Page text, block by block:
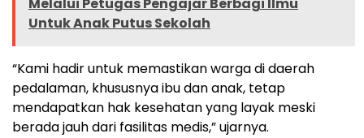
Melalui Petugas Pengajar Berbagi Ilmu
Untuk Anak Putus Sekolah
“Kami hadir untuk memastikan warga di daerah
pedalaman, khususnya ibu dan anak, tetap
mendapatkan hak kesehatan yang layak meski
berada jauh dari fasilitas medis,” ujarnya.